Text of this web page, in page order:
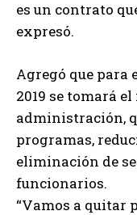
es un contrato
expresó.
Agregó que para
2019 se tomará
administración,
programas,
eliminación de
funcionarios.
“Vamos a quitar